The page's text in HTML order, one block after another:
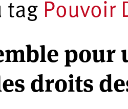
tag Pouvoir
droits